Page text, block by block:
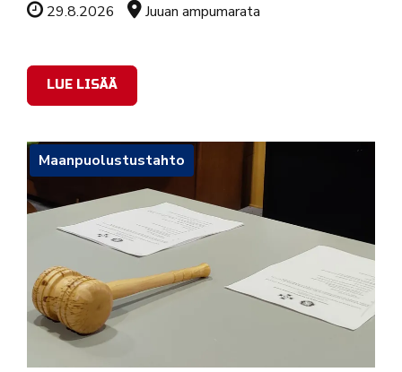
Tapahtuman ajankohta
29.8.2026 Sijainti
Juuan ampumarata
LUE LISÄÄ
Maanpuolustustahto